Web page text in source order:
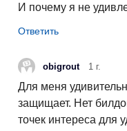
И почему я не
obigrout 1 г.
Для меня
защищает. Нет
точек интереса для